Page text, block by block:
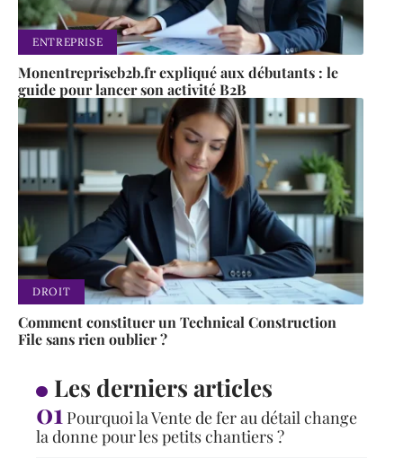
ENTREPRISE
Monentrepriseb2b.fr expliqué aux débutants : le
guide pour lancer son activité B2B
DROIT
Comment constituer un Technical Construction
File sans rien oublier ?
Les derniers articles
Pourquoi la Vente de fer au détail change
la donne pour les petits chantiers ?